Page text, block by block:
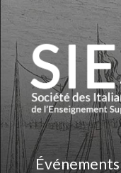
Événements